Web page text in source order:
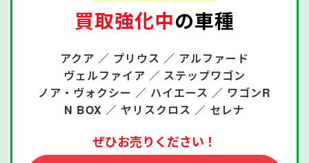
買取強化中の車種
アクア ／ プリウス ／ アルファード
ヴェルファイア ／ ステップワゴン
ノア・ヴォクシー ／ ハイエース ／ ワゴンR
N BOX ／ ヤリスクロス ／ セレナ
ぜひお売りください！